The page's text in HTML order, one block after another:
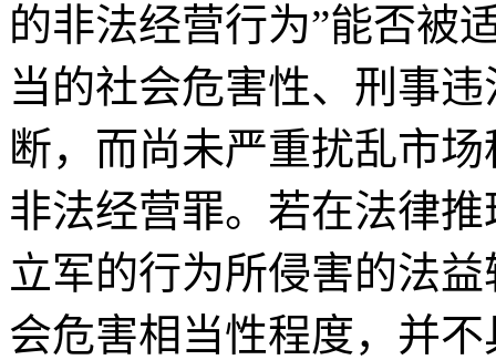
的非法经营行为”能否被
当的社会危害性、刑事
断，而尚未严重扰乱市
非法经营罪。若在法律
立军的行为所侵害的法
会危害相当性程度，并